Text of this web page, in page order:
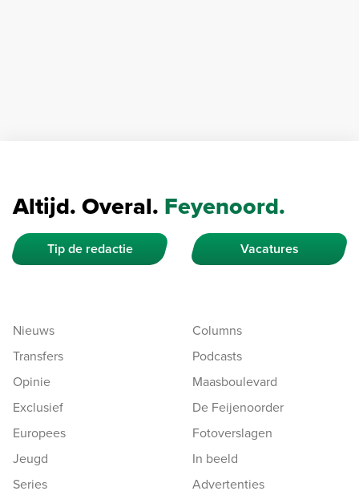
Altijd. Overal. Feyenoord.
Tip de redactie Vacatures
Nieuws
Transfers
Opinie
Exclusief
Europees
Jeugd
Series
Columns
Podcasts
Maasboulevard
De Feijenoorder
Fotoverslagen
In beeld
Advertenties